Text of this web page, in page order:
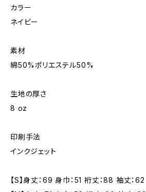
カラー
ネイビー
素材
綿50%ポリエステル50%
生地の厚さ
8 oz
印刷手法
インクジェット
【S】身丈：69 身巾：51 裄丈：88 袖丈：62